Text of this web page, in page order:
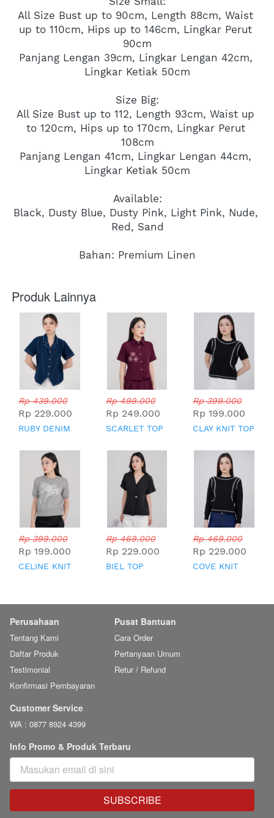
All Size Bust up to 90cm, Length 88cm, Waist
up to 110cm, Hips up to 146cm, Lingkar Perut
90cm
Panjang Lengan 39cm, Lingkar Lengan 42cm,
Lingkar Ketiak 50cm
Size Big:
All Size Bust up to 112, Length 93cm, Waist up
to 120cm, Hips up to 170cm, Lingkar Perut
108cm
Panjang Lengan 41cm, Lingkar Lengan 44cm,
Lingkar Ketiak 50cm
Available:
Black, Dusty Blue, Dusty Pink, Light Pink, Nude,
Red, Sand
Bahan: Premium Linen
Produk Lainnya
Rp 439.000
Rp 229.000
RUBY DENIM
Rp 499.000
Rp 249.000
SCARLET TOP
Rp 399.000
Rp 199.000
CLAY KNIT TOP
Rp 399.000
Rp 199.000
CELINE KNIT
Rp 469.000
Rp 229.000
BIEL TOP
Rp 469.000
Rp 229.000
COVE KNIT
Perusahaan
Tentang Kami
Daftar Produk
Testimonial
Konfirmasi Pembayaran
Pusat Bantuan
Cara Order
Pertanyaan Umum
Retur / Refund
Customer Service
WA : 0877 8924 4399
Info Promo & Produk Terbaru
`
SUBSCRIBE